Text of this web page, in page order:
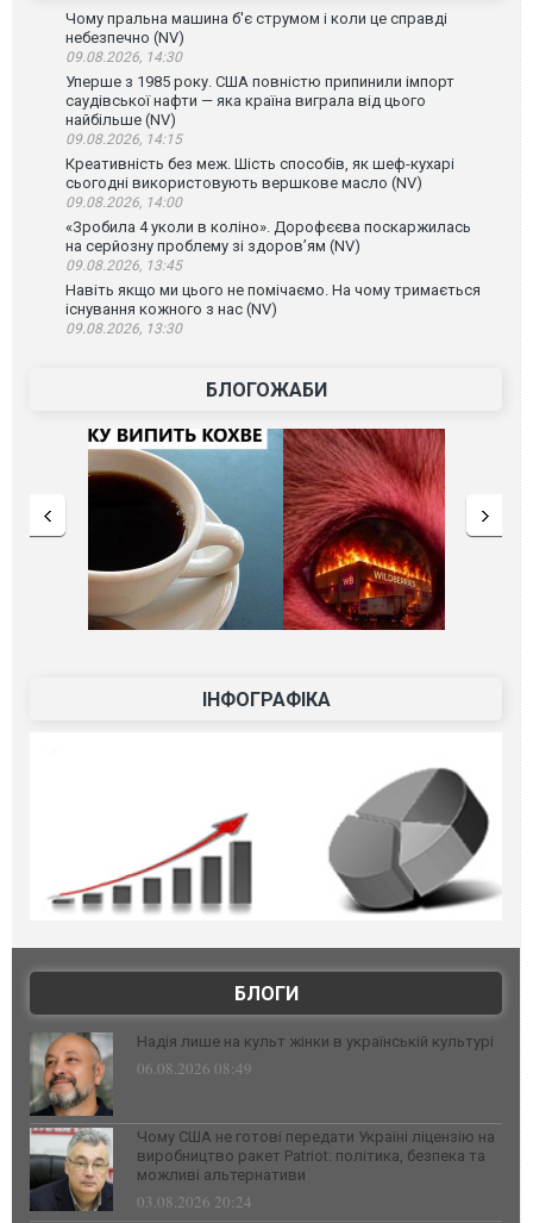
Чому пральна машина б'є струмом і коли це справді
небезпечно (NV)
09.08.2026, 14:30
Уперше з 1985 року. США повністю припинили імпорт
саудівської нафти — яка країна виграла від цього
найбільше (NV)
09.08.2026, 14:15
Креативність без меж. Шість способів, як шеф-кухарі
сьогодні використовують вершкове масло (NV)
09.08.2026, 14:00
«Зробила 4 уколи в коліно». Дорофєєва поскаржилась
на серйозну проблему зі здоров’ям (NV)
09.08.2026, 13:45
Навіть якщо ми цього не помічаємо. На чому тримається
існування кожного з нас (NV)
09.08.2026, 13:30
БЛОГОЖАБИ
ІНФОГРАФІКА
БЛОГИ
Надія лише на культ жінки в українській культурі
06.08.2026 08:49
Чому США не готові передати Україні ліцензію на
виробництво ракет Patriot: політика, безпека та
можливі альтернативи
03.08.2026 20:24